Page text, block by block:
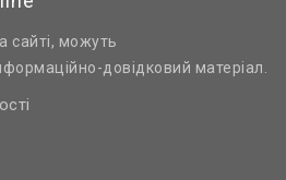
сайті, можуть
довідковий матеріал.